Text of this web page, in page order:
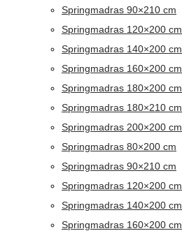
Springmadras 90×210 cm
Springmadras 120×200 cm
Springmadras 140×200 cm
Springmadras 160×200 cm
Springmadras 180×200 cm
Springmadras 180×210 cm
Springmadras 200×200 cm
Springmadras 80×200 cm
Springmadras 90×210 cm
Springmadras 120×200 cm
Springmadras 140×200 cm
Springmadras 160×200 cm